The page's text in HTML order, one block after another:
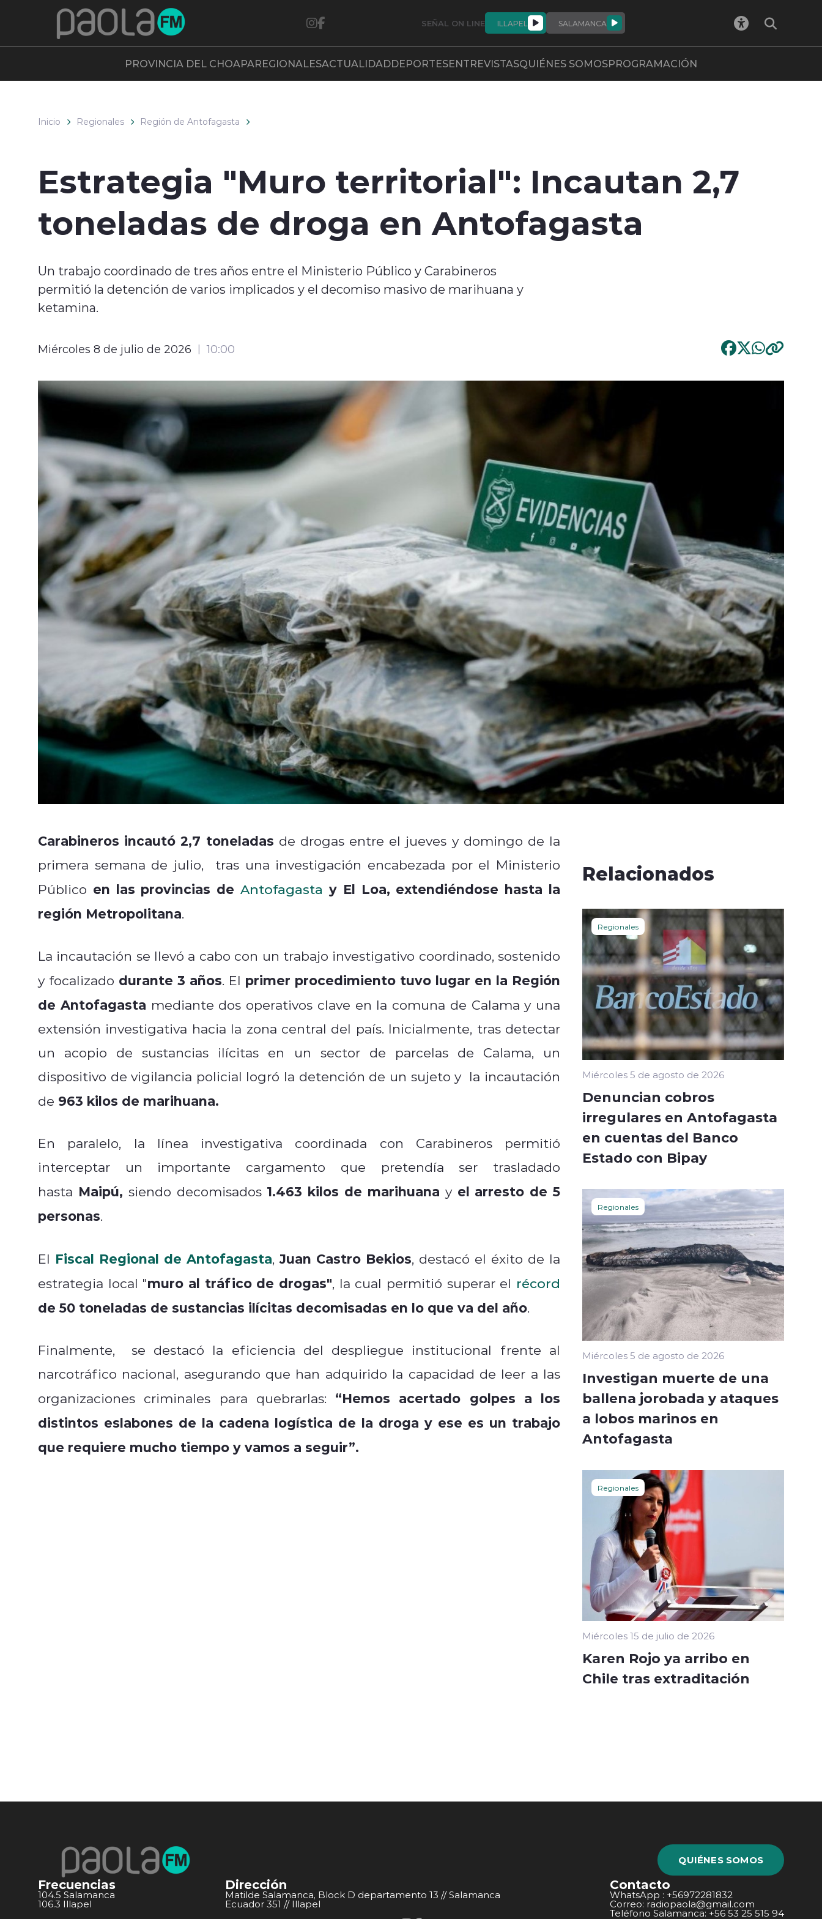
SEÑAL ON LINE ILLAPEL SALAMANCA
PROVINCIA DEL CHOAPAREGIONALESACTUALIDADDEPORTESENTREVISTASQUIÉNES SOMOSPROGRAMACIÓN
Inicio Regionales Región de Antofagasta
Estrategia "Muro territorial": Incautan 2,7
toneladas de droga en Antofagasta
Un trabajo coordinado de tres años entre el Ministerio Público y Carabineros
permitió la detención de varios implicados y el decomiso masivo de marihuana y
ketamina.
Miércoles 8 de julio de 2026 10:00
Carabineros incautó 2,7 toneladas de drogas entre el jueves y domingo de la
primera semana de julio, tras una investigación encabezada por el Ministerio
Público en las provincias deAntofagasta y El Loa, extendiéndose hasta la
región Metropolitana.
La incautación se llevó a cabo con un trabajo investigativo coordinado, sostenido
y focalizado durante 3 años. El primer procedimiento tuvo lugar en la Región
de Antofagasta mediante dos operativos clave en la comuna de Calama y una
extensión investigativa hacia la zona central del país. Inicialmente, tras detectar
un acopio de sustancias ilícitas en un sector de parcelas de Calama, un
dispositivo de vigilancia policial logró la detención de un sujeto y la incautación
de 963 kilos de marihuana.
En paralelo, la línea investigativa coordinada con Carabineros permitió
interceptar un importante cargamento que pretendía ser trasladado
hasta Maipú, siendo decomisados 1.463 kilos de marihuana y el arresto de 5
personas.
El Fiscal Regional de Antofagasta,Juan Castro Bekios, destacó el éxito de la
estrategia local "muro al tráfico de drogas", la cual permitió superar el récord
de 50 toneladas de sustancias ilícitas decomisadas en lo que va del año.
Finalmente, se destacó la eficiencia del despliegue institucional frente al
narcotráfico nacional, asegurando que han adquirido la capacidad de leer a las
organizaciones criminales para quebrarlas: “Hemos acertado golpes a los
distintos eslabones de la cadena logística de la droga y ese es un trabajo
que requiere mucho tiempo y vamos a seguir”.
Relacionados
Regionales
Miércoles 5 de agosto de 2026
Denuncian cobros
irregulares en Antofagasta
en cuentas del Banco
Estado con Bipay
Regionales
Miércoles 5 de agosto de 2026
Investigan muerte de una
ballena jorobada y ataques
a lobos marinos en
Antofagasta
Regionales
Miércoles 15 de julio de 2026
Karen Rojo ya arribo en
Chile tras extraditación
QUIÉNES SOMOS
Frecuencias
104.5 Salamanca
106.3 Illapel
Dirección
Matilde Salamanca, Block D departamento 13 // Salamanca
Ecuador 351 // Illapel
Contacto
WhatsApp : +56972281832
Correo: radiopaola@gmail.com
Teléfono Salamanca: +56 53 25 515 94